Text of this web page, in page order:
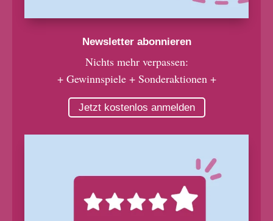
Newsletter abonnieren
Nichts mehr verpassen:
+ Gewinnspiele + Sonderaktionen +
Jetzt kostenlos anmelden